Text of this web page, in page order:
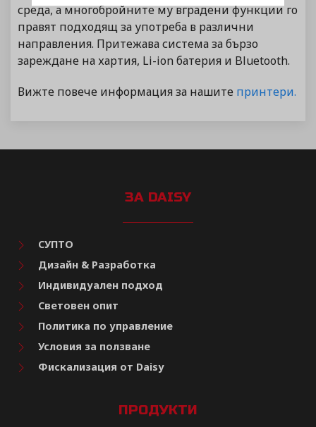
среда, а многобройните му вградени функции го
правят подходящ за употреба в различни
направления. Притежава система за бързо
зареждане на хартия, Li-ion батерия и Bluetooth.
Вижте повече информация за нашите принтери.
ЗА DAISY
СУПТО
Дизайн & Разработка
Индивидуален подход
Световен опит
Политика по управление
Условия за ползване
Фискализация от Daisy
ПРОДУКТИ